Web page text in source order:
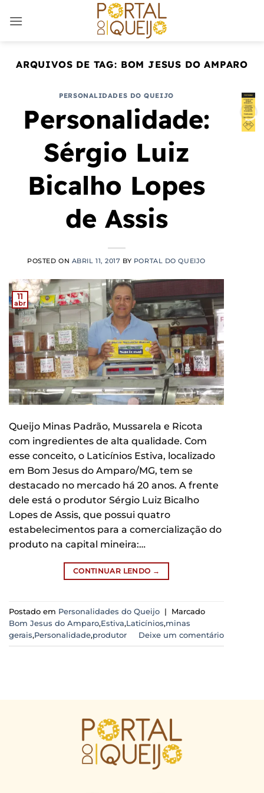
ARQUIVOS DE TAG: BOM JESUS DO AMPARO
PERSONALIDADES DO QUEIJO
Personalidade:
Sérgio Luiz
Bicalho Lopes
de Assis
POSTED ON ABRIL 11, 2017 BY PORTAL DO QUEIJO
11
abr
Queijo Minas Padrão, Mussarela e Ricota
com ingredientes de alta qualidade. Com
esse conceito, o Laticínios Estiva, localizado
em Bom Jesus do Amparo/MG, tem se
destacado no mercado há 20 anos. A frente
dele está o produtor Sérgio Luiz Bicalho
Lopes de Assis, que possui quatro
estabelecimentos para a comercialização do
produto na capital mineira:…
CONTINUAR LENDO →
Postado em Personalidades do Queijo |
Marcado
Bom Jesus do Amparo,Estiva,Laticínios,minas
gerais,Personalidade,produtor Deixe um comentário